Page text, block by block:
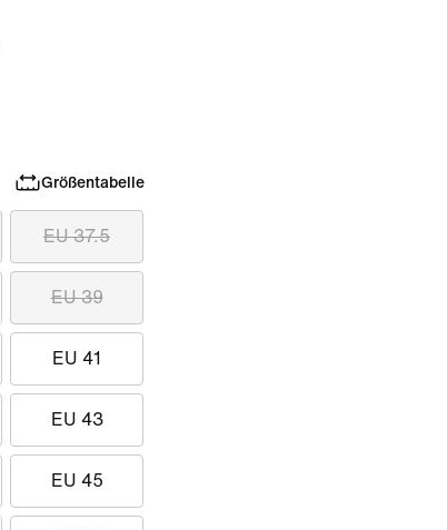
Größentabelle
EU 37.5
EU 39
EU 41
EU 43
EU 45